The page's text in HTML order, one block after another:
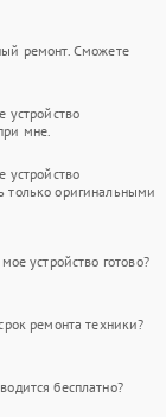
ремонт. Сможете
устройство
мне.
устройство
только оригинальными
устройство готово?
ремонта техники?
бесплатно?